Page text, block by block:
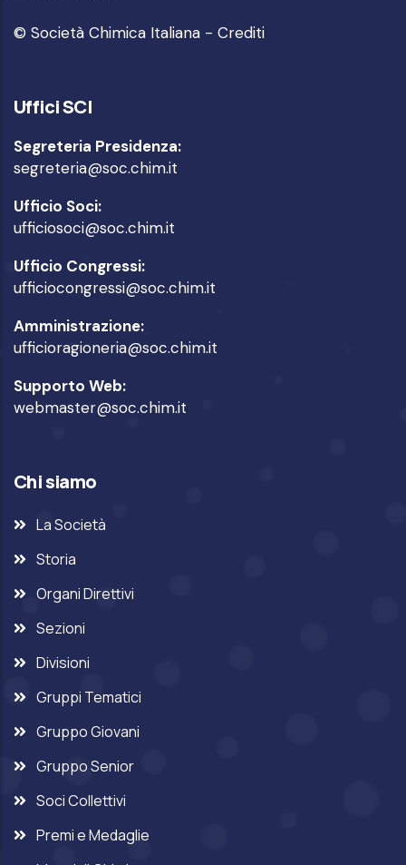
© Società Chimica Italiana - Crediti
Uffici SCI
Segreteria Presidenza:
segreteria@soc.chim.it
Ufficio Soci:
ufficiosoci@soc.chim.it
Ufficio Congressi:
ufficiocongressi@soc.chim.it
Amministrazione:
ufficioragioneria@soc.chim.it
Supporto Web:
webmaster@soc.chim.it
Chi siamo
La Società
Storia
Organi Direttivi
Sezioni
Divisioni
Gruppi Tematici
Gruppo Giovani
Gruppo Senior
Soci Collettivi
Premi e Medaglie